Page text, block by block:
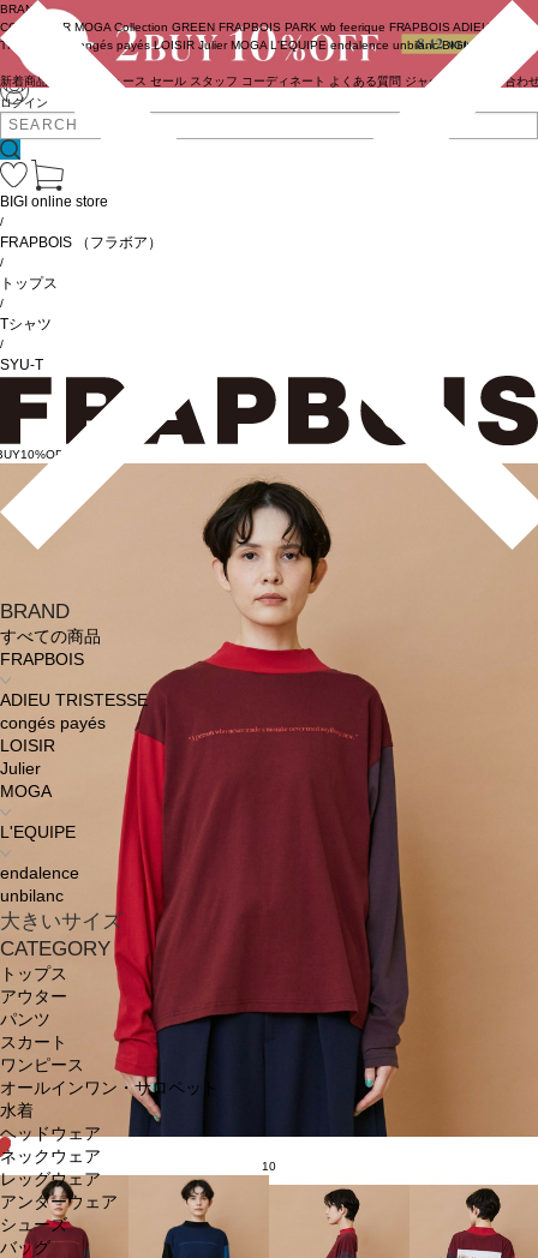
ログイン
BRAND
COUTURIER MOGA Collection GREEN FRAPBOIS PARK wb feerique FRAPBOIS ADIEU
TRISTESSE
congés payés LOISIR Julier MOGA L'EQUIPE endalence unbilanc BIGI online store
新着商品 ニュース セール スタッフ コーディネート よくある質問 ジャーナル お問い合わ
BRAND
すべての商品
FRAPBOIS
ADIEU TRISTESSE
congés payés
LOISIR
Julier
MOGA
L'EQUIPE
endalence
unbilanc
大きいサイズ
CATEGORY
トップス
アウター
パンツ
スカート
ワンピース
オールインワン・サロペット
水着
ヘッドウェア
ネックウェア
レッグウェア
アンダーウェア
シューズ
バッグ
BIGI online store
/
FRAPBOIS （フラボア）
/
トップス
/
Tシャツ
/
SYU-T
10